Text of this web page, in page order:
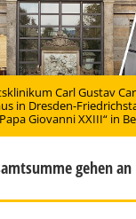
Carl Gustav
in Dresden-
Giovanni XXIII“ in
gehen